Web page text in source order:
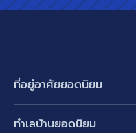
-
ที่อยู่อาศัยยอดนิยม
ทำเลบ้านยอดนิยม